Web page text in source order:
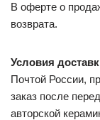
В оферте о
возврата.
Условия
Почтой России,
заказ после
авторской